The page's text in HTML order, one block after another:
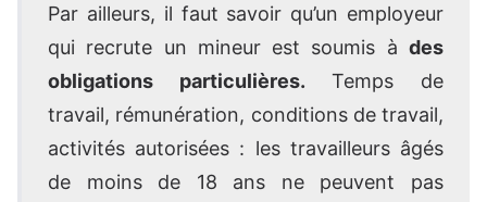
Par ailleurs, il faut savoir qu’un employeur
qui recrute un mineur est soumis à des
obligations particulières. Temps de
travail, rémunération, conditions de travail,
activités autorisées : les travailleurs âgés
de moins de 18 ans ne peuvent pas